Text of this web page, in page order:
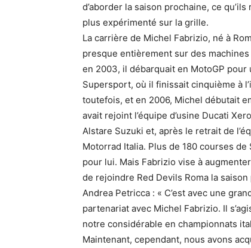
d’aborder la saison prochaine, ce
plus expérimenté sur la grille.
La carrière de Michel Fabrizio, né à
presque entièrement sur des
en 2003, il débarquait en MotoGP pour
Supersport, où il finissait cinquième à
toutefois, et en 2006, Michel débutait
avait rejoint l’équipe d’usine Ducati
Alstare Suzuki et, après le retrait de
Motorrad Italia. Plus de 180 courses
pour lui. Mais Fabrizio vise à
de rejoindre Red Devils Roma la saison
Andrea Petricca : « C’est avec une
partenariat avec Michel Fabrizio. Il
notre considérable en championnats
Maintenant, cependant, nous avons